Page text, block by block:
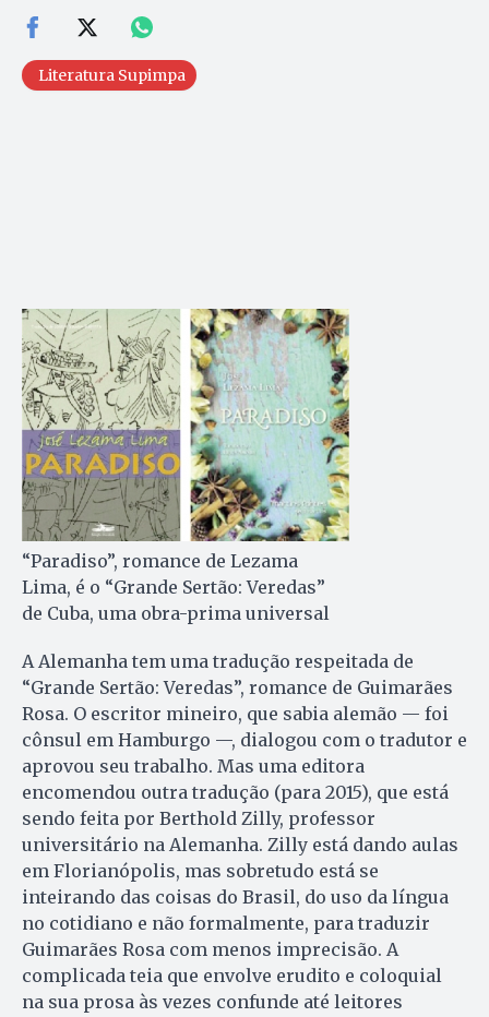
Literatura Supimpa
“Paradiso”, romance de Lezama
Lima, é o “Grande Sertão: Veredas”
de Cuba, uma obra-prima universal
A Alemanha tem uma tradução respeitada de
“Grande Sertão: Veredas”, romance de Guimarães
Rosa. O escritor mineiro, que sabia alemão — foi
cônsul em Ham­bur­go —, dialogou com o tradutor e
aprovou seu trabalho. Mas uma editora
encomendou outra tradução (para 2015), que está
sendo feita por Berthold Zilly, professor
universitário na Alemanha. Zilly está dando aulas
em Florianópolis, mas sobretudo está se
inteirando das coisas do Brasil, do uso da língua
no cotidiano e não formalmente, para traduzir
Guima­rães Rosa com menos imprecisão. A
complicada teia que envolve erudito e coloquial
na sua prosa às vezes confunde até leitores